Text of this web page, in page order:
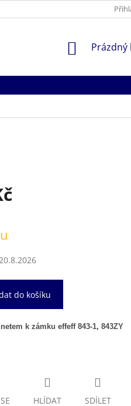
NÁKUPNÍ
Prázdný
do košíku
k zámku effeff 843-1, 843ZY
HLÍDAT SDÍLET